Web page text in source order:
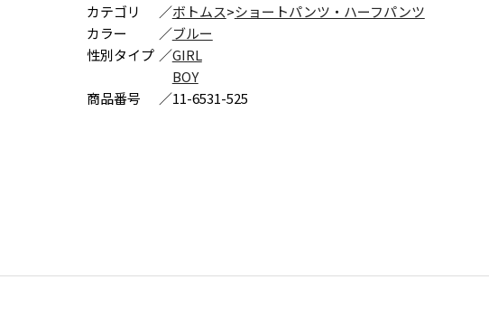
カテゴリ
／ボトムス>ショートパンツ・ハーフパンツ
カラー
／ブルー
性別タイプ ／GIRL
BOY
商品番号
／11-6531-525